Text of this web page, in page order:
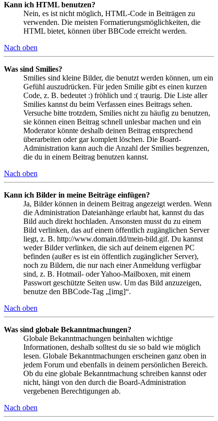
Kann ich HTML benutzen?
Nein, es ist nicht möglich, HTML-Code in Beiträgen zu
verwenden. Die meisten Formatierungsmöglichkeiten, die
HTML bietet, können über BBCode erreicht werden.
Nach oben
Was sind Smilies?
Smilies sind kleine Bilder, die benutzt werden können, um ein
Gefühl auszudrücken. Für jeden Smilie gibt es einen kurzen
Code, z. B. bedeutet :) fröhlich und :( traurig. Die Liste aller
Smilies kannst du beim Verfassen eines Beitrags sehen.
Versuche bitte trotzdem, Smilies nicht zu häufig zu benutzen,
sie können einen Beitrag schnell unlesbar machen und ein
Moderator könnte deshalb deinen Beitrag entsprechend
überarbeiten oder gar komplett löschen. Die Board-
Administration kann auch die Anzahl der Smilies begrenzen,
die du in einem Beitrag benutzen kannst.
Nach oben
Kann ich Bilder in meine Beiträge einfügen?
Ja, Bilder können in deinem Beitrag angezeigt werden. Wenn
die Administration Dateianhänge erlaubt hat, kannst du das
Bild auch direkt hochladen. Ansonsten musst du zu einem
Bild verlinken, das auf einem öffentlich zugänglichen Server
liegt, z. B. http://www.domain.tld/mein-bild.gif. Du kannst
weder Bilder verlinken, die sich auf deinem eigenen PC
befinden (außer es ist ein öffentlich zugänglicher Server),
noch zu Bildern, die nur nach einer Anmeldung verfügbar
sind, z. B. Hotmail- oder Yahoo-Mailboxen, mit einem
Passwort geschützte Seiten usw. Um das Bild anzuzeigen,
benutze den BBCode-Tag „[img]“.
Nach oben
Was sind globale Bekanntmachungen?
Globale Bekanntmachungen beinhalten wichtige
Informationen, deshalb solltest du sie so bald wie möglich
lesen. Globale Bekanntmachungen erscheinen ganz oben in
jedem Forum und ebenfalls in deinem persönlichen Bereich.
Ob du eine globale Bekanntmachung schreiben kannst oder
nicht, hängt von den durch die Board-Administration
vergebenen Berechtigungen ab.
Nach oben